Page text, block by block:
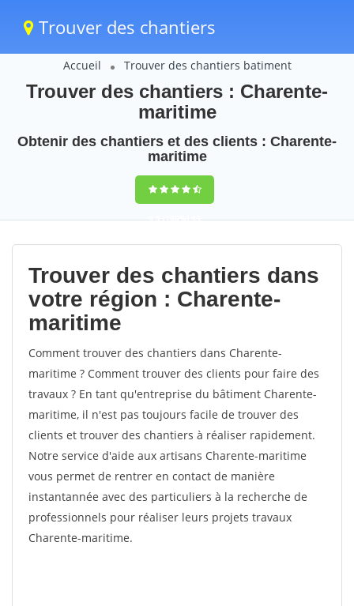
Trouver des chantiers
Accueil Trouver des chantiers batiment
Trouver des chantiers : Charente-
maritime
Obtenir des chantiers et des clients : Charente-
maritime
9,5(100%)43
votes
Trouver des chantiers dans
votre région : Charente-
maritime
Comment trouver des chantiers dans Charente-
maritime ? Comment trouver des clients pour faire des
travaux ? En tant qu'entreprise du bâtiment Charente-
maritime, il n'est pas toujours facile de trouver des
clients et trouver des chantiers à réaliser rapidement.
Notre service d'aide aux artisans Charente-maritime
vous permet de rentrer en contact de manière
instantannée avec des particuliers à la recherche de
professionnels pour réaliser leurs projets travaux
Charente-maritime.